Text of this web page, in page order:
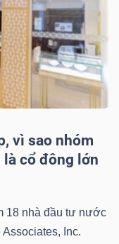
vì sao nhóm
là cổ đông lớn
18 nhà đầu tư nước
Inc.